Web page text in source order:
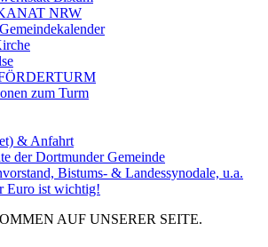
NRW
zum Turm
& Anfahrt
der Dortmunder Gemeinde
Bistums- & Landessynodale, u.a.
Euro ist wichtig!
AUF UNSERER SEITE.